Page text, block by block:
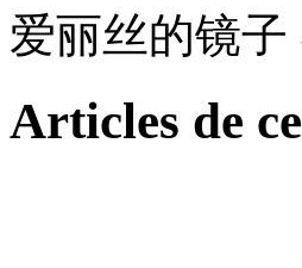
爱丽丝的镜子
Articles de